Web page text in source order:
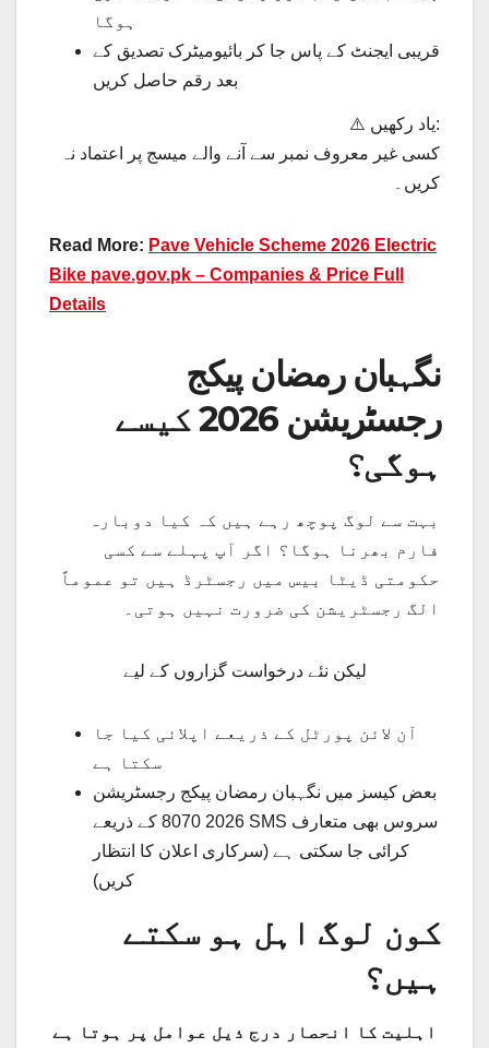
ہوگا
قریبی ایجنٹ کے پاس جا کر بائیومیٹرک تصدیق کے
بعد رقم حاصل کریں
⚠️ یاد رکھیں:
کسی غیر معروف نمبر سے آنے والے میسج پر اعتماد نہ
کریں۔
Read More: Pave Vehicle Scheme 2026 Electric
Bike pave.gov.pk – Companies & Price Full
Details
نگہبان رمضان پیکج
رجسٹریشن 2026 کیسے
ہوگی؟
بہت سے لوگ پوچھ رہے ہیں کہ کیا دوبارہ
فارم بھرنا ہوگا؟ اگر آپ پہلے سے کسی
حکومتی ڈیٹا بیس میں رجسٹرڈ ہیں تو عموماً
الگ رجسٹریشن کی ضرورت نہیں ہوتی۔
لیکن نئے درخواست گزاروں کے لیے
آن لائن پورٹل کے ذریعے اپلائی کیا جا
سکتا ہے
بعض کیسز میں نگہبان رمضان پیکج رجسٹریشن
2026 8070 کے ذریعے SMS سروس بھی متعارف
کرائی جا سکتی ہے (سرکاری اعلان کا انتظار
کریں)
کون لوگ اہل ہو سکتے
ہیں؟
اہلیت کا انحصار درج ذیل عوامل پر ہوتا ہے